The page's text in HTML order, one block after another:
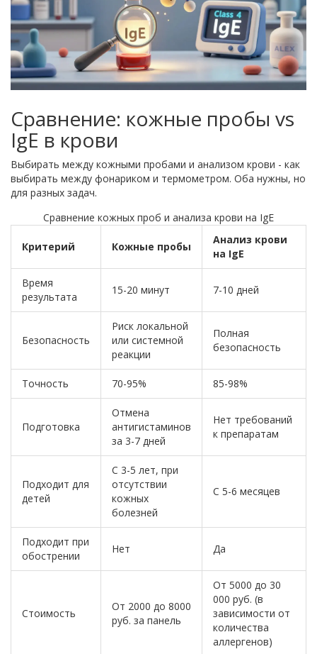
Сравнение: кожные пробы vs
IgE в крови
Выбирать между кожными пробами и анализом крови - как
выбирать между фонариком и термометром. Оба нужны, но
для разных задач.
Сравнение кожных проб и анализа крови на IgE
Критерий Кожные пробы
Анализ крови
на IgE
Время
результата
15-20 минут 7-10 дней
Безопасность
Риск локальной
или системной
реакции
Полная
безопасность
Точность 70-95% 85-98%
Подготовка
Отмена
антигистаминов
за 3-7 дней
Нет требований
к препаратам
Подходит для
детей
С 3-5 лет, при
отсутствии
кожных
болезней
С 5-6 месяцев
Подходит при
обострении
Нет Да
Стоимость
От 2000 до 8000
руб. за панель
От 5000 до 30
000 руб. (в
зависимости от
количества
аллергенов)